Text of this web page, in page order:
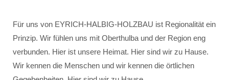
Für uns von EYRICH-HALBIG-HOLZBAU ist Regionalität ein
Prinzip. Wir fühlen uns mit Oberthulba und der Region eng
verbunden. Hier ist unsere Heimat. Hier sind wir zu Hause.
Wir kennen die Menschen und wir kennen die örtlichen